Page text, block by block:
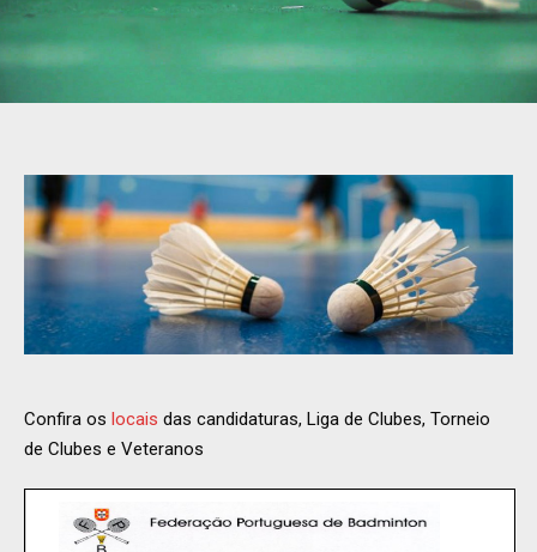
Confira os locais das candidaturas, Liga de Clubes, Torneio
de Clubes e Veteranos